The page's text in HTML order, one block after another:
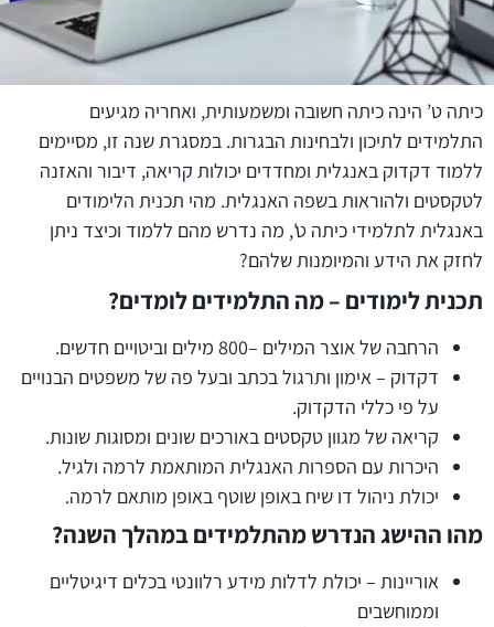
כיתה ט’ הינה כיתה חשובה ומשמעותית, ואחריה מגיעים
התלמידים לתיכון ולבחינות הבגרות. במסגרת שנה זו, מסיימים
ללמוד דקדוק באנגלית ומחדדים יכולות קריאה, דיבור והאזנה
לטקסטים ולהוראות בשפה האנגלית. מהי תכנית הלימודים
באנגלית לתלמידי כיתה ט', מה נדרש מהם ללמוד וכיצד ניתן
לחזק את הידע והמיומנות שלהם?
תכנית לימודים – מה התלמידים לומדים?
הרחבה של אוצר המילים –800 מילים וביטויים חדשים.
דקדוק – אימון ותרגול בכתב ובעל פה של משפטים הבנויים
על פי כללי הדקדוק.
קריאה של מגוון טקסטים באורכים שונים ומסוגות שונות.
היכרות עם הספרות האנגלית המותאמת לרמה ולגיל.
יכולת ניהול דו שיח באופן שוטף באופן מותאם לרמה.
מהו ההישג הנדרש מהתלמידים במהלך השנה?
אוריינות – יכולת לדלות מידע רלוונטי בכלים דיגיטליים
וממוחשבים